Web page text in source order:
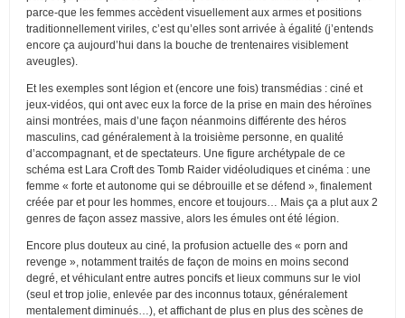
parce-que les femmes accèdent visuellement aux armes et positions
traditionnellement viriles, c’est qu’elles sont arrivée à égalité (j’entends
encore ça aujourd’hui dans la bouche de trentenaires visiblement
aveugles).
Et les exemples sont légion et (encore une fois) transmédias : ciné et
jeux-vidéos, qui ont avec eux la force de la prise en main des héroïnes
ainsi montrées, mais d’une façon néanmoins différente des héros
masculins, cad généralement à la troisième personne, en qualité
d’accompagnant, et de spectateurs. Une figure archétypale de ce
schéma est Lara Croft des Tomb Raider vidéoludiques et cinéma : une
femme « forte et autonome qui se débrouille et se défend », finalement
créée par et pour les hommes, encore et toujours… Mais ça a plut aux 2
genres de façon assez massive, alors les émules ont été légion.
Encore plus douteux au ciné, la profusion actuelle des « porn and
revenge », notamment traités de façon de moins en moins second
degré, et véhiculant entre autres poncifs et lieux communs sur le viol
(seul et trop jolie, enlevée par des inconnus totaux, généralement
mentalement diminués…), et affichant de plus en plus des scènes de